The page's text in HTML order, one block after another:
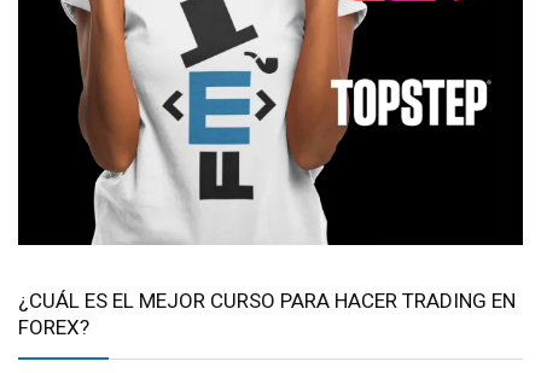
¿CUÁL ES EL MEJOR CURSO PARA HACER TRADING EN
FOREX?